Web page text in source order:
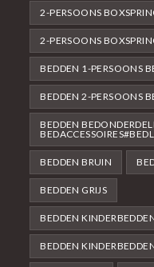
2-PERSOONS
2-PERSOONS
BEDDEN 1-PERSOONS
BEDDEN 2-PERSOONS
BEDDEN
BEDDEN BRUIN
BEDDEN GRIJS
BEDDEN
BEDDEN